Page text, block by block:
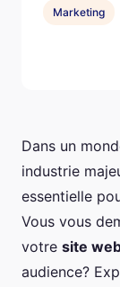
Dans un
industrie
essentielle
Vous vous
votre site
audience?
Marketing